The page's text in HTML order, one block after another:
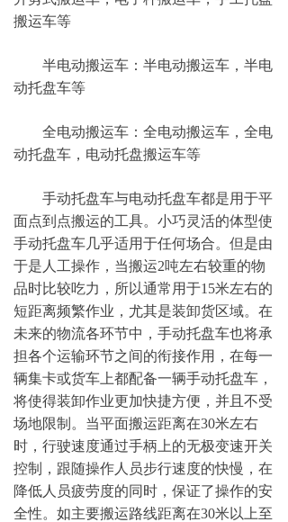
搬运车等
半电动搬运车：半电动搬运车，半电
动托盘车等
全电动搬运车：全电动搬运车，全电
动托盘车，电动托盘搬运车等
手动托盘车与电动托盘车都是用于平
面点到点搬运的工具。小巧灵活的体型使
手动托盘车几乎适用于任何场合。但是由
于是人工操作，当搬运2吨左右较重的物
品时比较吃力，所以通常用于15米左右的
短距离频繁作业，尤其是装卸货区域。在
未来的物流各环节中，手动托盘车也将承
担各个运输环节之间的衔接作用，在每一
辆集卡或货车上都配备一辆手动托盘车，
将使得装卸作业更加快捷方便，并且不受
场地限制。当平面搬运距离在30米左右
时，行驶速度通过手柄上的无极变速开关
控制，跟随操作人员步行速度的快慢，在
降低人员疲劳度的同时，保证了操作的安
全性。如主要搬运路线距离在30米以上至